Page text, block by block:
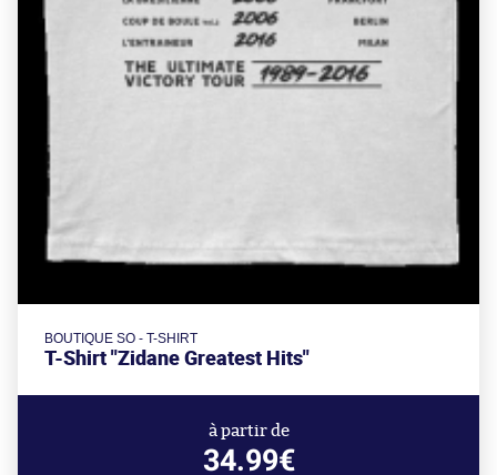
BOUTIQUE SO - T-SHIRT
T-Shirt "Zidane Greatest Hits"
à partir de
34.99€